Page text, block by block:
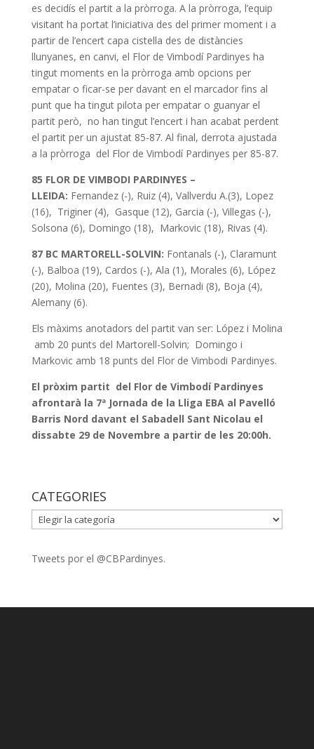
es decidís el partit a la pròrroga. A la pròrroga, l’equip
visitant ha portat l’iniciativa des del primer moment i a
partir de l’encert capa cistella des de distàncies
llunyanes, en canvi, el Flor de Vimbodí Pardinyes ha
tingut moments en la pròrroga amb opcions per
empatar o ficar-se per davant en el marcador fins al
punt que ha tingut pilota per empatar o guanyar el
partit però, no han tingut l’encert i han acabat perdent
el partit per un ajustat 85-87. Al final, derrota ajustada
a la pròrroga del Flor de Vimbodí Pardinyes per 85-87.
85 FLOR DE VIMBODI PARDINYES –
LLEIDA: Fernandez (-), Ruiz (4), Vallverdu A.(3), Lopez
(16), Triginer (4), Gasque (12), Garcia (-), Villegas (-),
Solsona (6), Domingo (18), Markovic (18), Rivas (4).
87 BC MARTORELL-SOLVIN: Fontanals (-), Claramunt
(-), Balboa (19), Cardos (-), Ala (1), Morales (6), López
(20), Molina (20), Fuentes (3), Bernadi (8), Boja (4),
Alemany (6).
Els màxims anotadors del partit van ser: López i Molina
amb 20 punts del Martorell-Solvin; Domingo i
Markovic amb 18 punts del Flor de Vimbodi Pardinyes.
El pròxim partit del Flor de Vimbodí Pardinyes
afrontarà la 7ª Jornada de la Lliga EBA al Pavelló
Barris Nord davant el Sabadell Sant Nicolau el
dissabte 29 de Novembre a partir de les 20:00h.
CATEGORIES
CATEGORIES
Tweets por el @CBPardinyes.